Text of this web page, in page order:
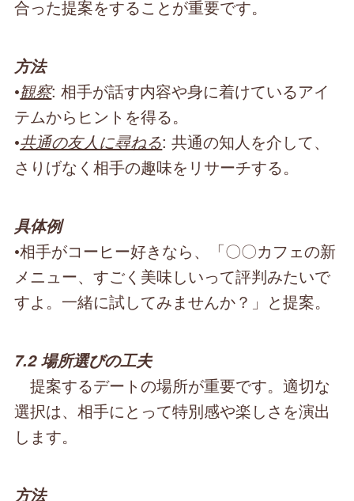
合った提案をすることが重要です。
方法
•観察: 相手が話す内容や身に着けているアイ
テムからヒントを得る。
•共通の友人に尋ねる: 共通の知人を介して、
さりげなく相手の趣味をリサーチする。
具体例
•相手がコーヒー好きなら、「〇〇カフェの新
メニュー、すごく美味しいって評判みたいで
すよ。一緒に試してみませんか？」と提案。
7.2 場所選びの工夫
提案するデートの場所が重要です。適切な
選択は、相手にとって特別感や楽しさを演出
します。
方法